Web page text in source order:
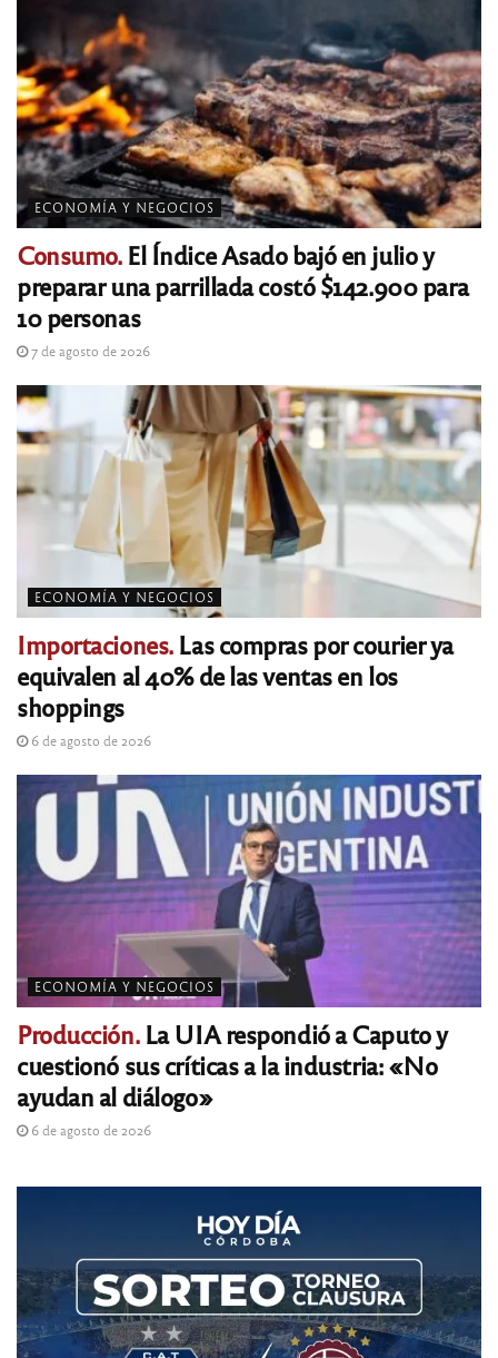
ECONOMÍA Y NEGOCIOS
Consumo.El Índice Asado bajó en julio y
preparar una parrillada costó $142.900 para
10 personas
7 de agosto de 2026
ECONOMÍA Y NEGOCIOS
Importaciones.Las compras por courier ya
equivalen al 40% de las ventas en los
shoppings
6 de agosto de 2026
ECONOMÍA Y NEGOCIOS
Producción.La UIA respondió a Caputo y
cuestionó sus críticas a la industria: «No
ayudan al diálogo»
6 de agosto de 2026